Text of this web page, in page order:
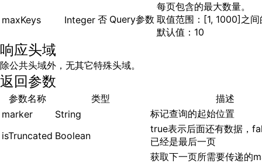
maxKeys Integer 否 Query参数
每页包含的最大数量。
取值范围：[1, 1000]之
默认值：10
响应头域
除公共头域外，无其它特殊头域。
返回参数
参数名称 类型
描述
marker
String
标记查询的起始位置
isTruncated Boolean
true表示后面还有数据，
已经是最后一页
获取下一页所需要传递的